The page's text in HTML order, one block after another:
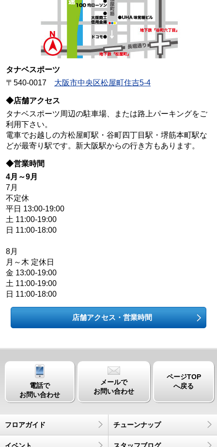
タナベスポーツ
〒540-0017 大阪市中央区松屋町住吉5-4
◆店舗アクセス
タナベスポーツ周辺の駐車場、または路上パーキングをご
利用下さい。
電車でお越しの方松屋町駅・谷町四丁目駅・堺筋本町駅な
どが最寄り駅です。新大阪駅からの行き方もあります。
◆営業時間
4月～9月
7月
不定休
平日 13:00-19:00
土 11:00-19:00
日 11:00-18:00
8月
月～木 定休日
金 13:00-19:00
土 11:00-19:00
日 11:00-18:00
店舗アクセス・営業時間
電話で
お問い合わせ
メールで
お問い合わせ
ページTOP
へ戻る
フロアガイド チューンナップ